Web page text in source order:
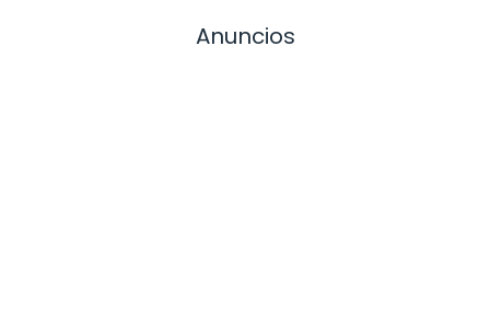
Anuncios